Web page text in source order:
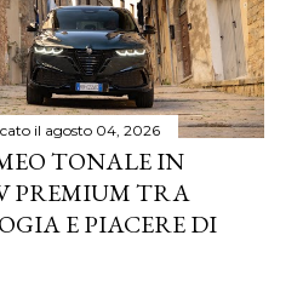
il agosto 04, 2026
TONALE IN
PREMIUM TRA
E PIACERE DI